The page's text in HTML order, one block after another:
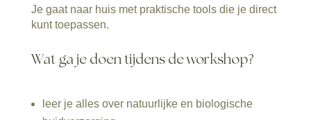
Je gaat naar huis met praktische tools die je direct
kunt toepassen.
Wat ga je doen tijdens de workshop?
leer je alles over natuurlijke en biologische